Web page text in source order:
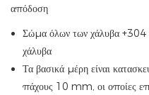
απόδοση
Σώμα όλων των χάλυβα +304
χάλυβα
Τα βασικά μέρη είναι
πάχους 10 mm, οι οποίες